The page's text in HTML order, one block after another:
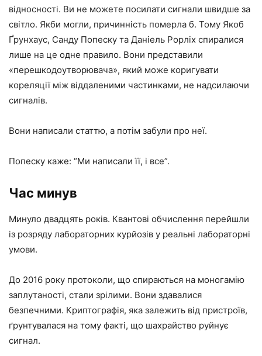
відносності. Ви не можете посилати сигнали швидше за
світло. Якби могли, причинність померла б. Тому Якоб
Ґрунхаус, Санду Попеску та Даніель Рорліх спиралися
лише на це одне правило. Вони представили
«перешкодоутворювача», який може коригувати
кореляції між віддаленими частинками, не надсилаючи
сигналів.
Вони написали статтю, а потім забули про неї.
Попеску каже: “Ми написали її, і все”.
Час минув
Минуло двадцять років. Квантові обчислення перейшли
із розряду лабораторних курйозів у реальні лабораторні
умови.
До 2016 року протоколи, що спираються на моногамію
заплутаності, стали зрілими. Вони здавалися
безпечними. Криптографія, яка залежить від пристроїв,
ґрунтувалася на тому факті, що шахрайство руйнує
сигнал.